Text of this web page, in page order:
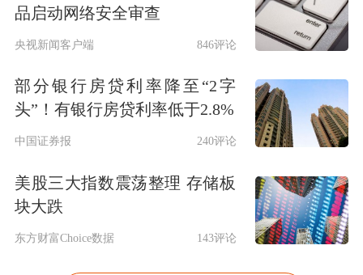
2021年，对镍市场影响最大的就是青
硫化镍矿和红土镍矿，两者在探明储量
中占比分别为20%和75%(其余5%为硅
硫酸镍矿含镍高，容易得到可用于生产
纯镍的高冰镍(镍含量一般在60%以
品启动网络安全审查
央视新闻客户端 846评论
部分银行房贷利率降至“2字
头”！有银行房贷利率低于2.8%
中国证券报 240评论
美股三大指数震荡整理 存储板
块大跌
东方财富Choice数据 143评论